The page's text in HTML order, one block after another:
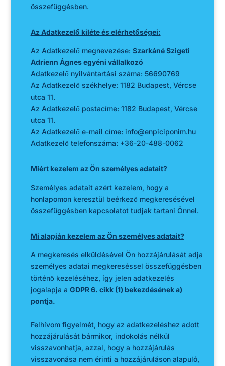
összefüggésben.
Az Adatkezelő kiléte és elérhetőségei:
Az Adatkezelő megnevezése: Szarkáné Szigeti
Adrienn Ágnes egyéni vállalkozó
Adatkezelő nyilvántartási száma: 56690769
Az Adatkezelő székhelye: 1182 Budapest, Vércse
utca 11.
Az Adatkezelő postacíme: 1182 Budapest, Vércse
utca 11.
Az Adatkezelő e-mail címe: info@enpiciponim.hu
Adatkezelő telefonszáma: +36-20-488-0062
Miért kezelem az Ön személyes adatait?
Személyes adatait azért kezelem, hogy a
honlapomon keresztül beérkező megkeresésével
összefüggésben kapcsolatot tudjak tartani Önnel.
Mi alapján kezelem az Ön személyes adatait?
A megkeresés elküldésével Ön hozzájárulását adja
személyes adatai megkereséssel összefüggésben
történő kezeléséhez, így jelen adatkezelés
jogalapja a GDPR 6. cikk (1) bekezdésének a)
pontja.
Felhívom figyelmét, hogy az adatkezeléshez adott
hozzájárulását bármikor, indokolás nélkül
visszavonhatja, azzal, hogy a hozzájárulás
visszavonása nem érinti a hozzájáruláson alapuló,